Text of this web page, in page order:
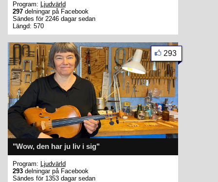
Program: Ljudvärld
297 delningar på Facebook
Sändes för 2246 dagar sedan
Längd: 570
"Wow, den har ju liv i sig"
293
Program: Ljudvärld
293 delningar på Facebook
Sändes för 1353 dagar sedan